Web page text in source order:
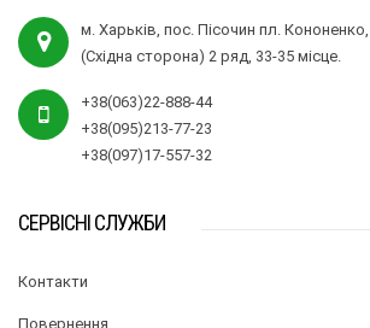
м. Харьків, пос. Пісочин пл.
(Східна сторона) 2 ряд, 33-35 місце.
+38(063)22-888-44
+38(095)213-77-23
+38(097)17-557-32
СЕРВІСНІ СЛУЖБИ
Контакти
Повернення